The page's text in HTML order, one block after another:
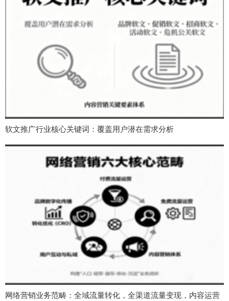
软文推广行业核心关键词：覆盖用户潜在需求分析
网络营销业务范畴：全域流量转化，全渠道流量变现，内容运营